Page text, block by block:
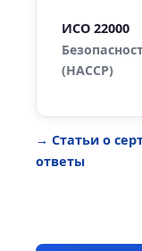
ИСО 22000
(HACCP)
→ Статьи о
ответы